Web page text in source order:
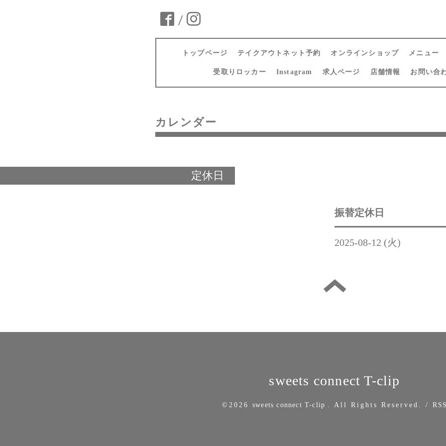
/
トップページ テイクアウトネット予約 オンラインショップ メニュー
受取りロッカー Instagram 求人ページ 店舗情報 お問い合
カレンダー
定休日
振替定休日
2025-08-12 (火)
sweets connect T-clip
©2026 sweets connect T-clip . All Rights Reserved. /